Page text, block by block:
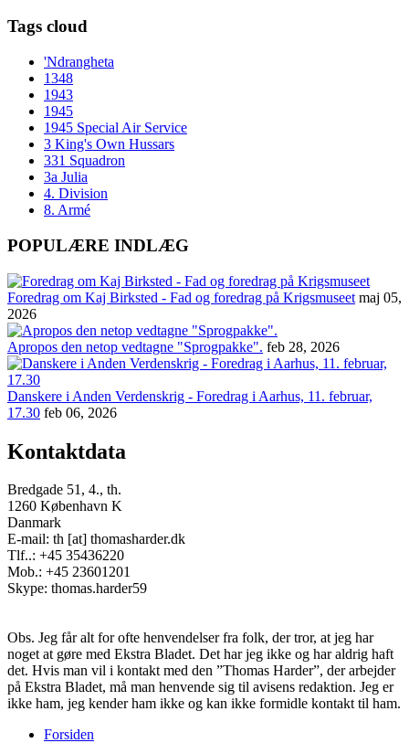
Tags cloud
'Ndrangheta
1348
1943
1945
1945 Special Air Service
3 King's Own Hussars
331 Squadron
3a Julia
4. Division
8. Armé
POPULÆRE INDLÆG
Foredrag om Kaj Birksted - Fad og foredrag på Krigsmuseet maj 05,
2026
Apropos den netop vedtagne "Sprogpakke". feb 28, 2026
Danskere i Anden Verdenskrig - Foredrag i Aarhus, 11. februar,
17.30 feb 06, 2026
Kontaktdata
Bredgade 51, 4., th.
1260 København K
Danmark
E-mail: th [at] thomasharder.dk
Tlf..: +45 35436220
Mob.: +45 23601201
Skype: thomas.harder59
Obs. Jeg får alt for ofte henvendelser fra folk, der tror, at jeg har
noget at gøre med Ekstra Bladet. Det har jeg ikke og har aldrig haft
det. Hvis man vil i kontakt med den ”Thomas Harder”, der arbejder
på Ekstra Bladet, må man henvende sig til avisens redaktion. Jeg er
ikke ham, jeg kender ham ikke og kan ikke formidle kontakt til ham.
Forsiden